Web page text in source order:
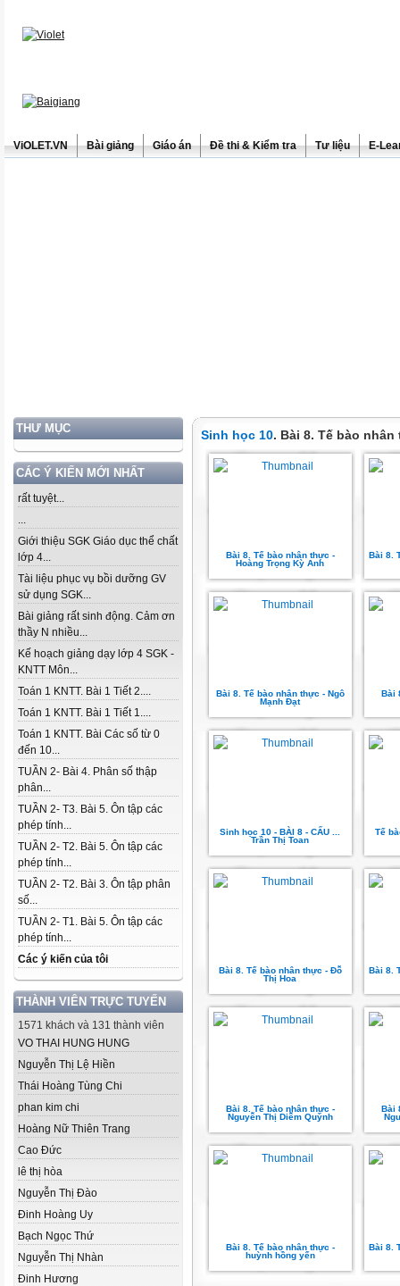
ViOLET.VN Bài giảng Giáo án Đề thi & Kiểm tra Tư liệu E-
THƯ MỤC
CÁC Ý KIẾN MỚI NHẤT
rất tuyệt...
...
Giới thiệu SGK Giáo dục thể chất
lớp 4...
Tài liệu phục vụ bồi dưỡng GV
sử dụng SGK...
Bài giảng rất sinh động. Cảm ơn
thầy N nhiều...
Kế hoạch giảng dạy lớp 4 SGK -
KNTT Môn...
Toán 1 KNTT. Bài 1 Tiết 2....
Toán 1 KNTT. Bài 1 Tiết 1....
Toán 1 KNTT. Bài Các số từ 0
đến 10...
TUẦN 2- Bài 4. Phân số thập
phân...
TUẦN 2- T3. Bài 5. Ôn tập các
phép tính...
TUẦN 2- T2. Bài 5. Ôn tập các
phép tính...
TUẦN 2- T2. Bài 3. Ôn tập phân
số...
TUẦN 2- T1. Bài 5. Ôn tập các
phép tính...
Các ý kiến của tôi
THÀNH VIÊN TRỰC TUYẾN
1571 khách và 131 thành viên
VO THAI HUNG HUNG
Nguyễn Thị Lệ Hiền
Thái Hoàng Tùng Chi
phan kim chi
Hoàng Nữ Thiên Trang
Cao Đức
lê thị hòa
Nguyễn Thị Đào
Đinh Hoàng Uy
Bạch Ngọc Thứ
Nguyễn Thị Nhàn
Đinh Hương
Sinh học 10. Bài 8. Tế bào nhân
Bài 8. Tế bào nhân thực -
Hoàng Trọng Kỳ Anh
Bài 8.
Bài 8. Tế bào nhân thực - Ngô
Mạnh Đạt
Bài
Sinh học 10 - BÀI 8 - CẤU ...
Trần Thị Toan
Tế
Bài 8. Tế bào nhân thực - Đỗ
Thị Hoa
Bài 8.
Bài 8. Tế bào nhân thực -
Nguyễn Thị Diễm Quỳnh
Bài
Bài 8. Tế bào nhân thực -
huỳnh hồng yến
Bài 8.